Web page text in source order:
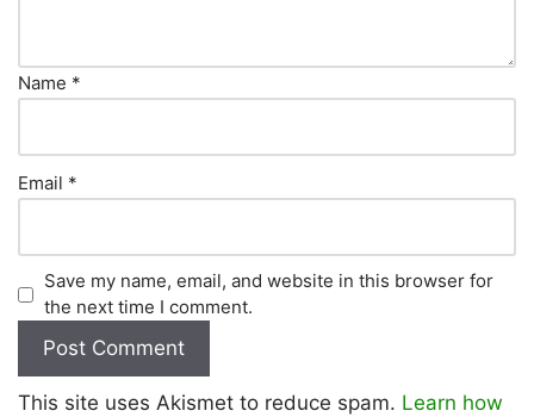
Name *
Email *
Save my name, email, and website in this browser for
the next time I comment.
This site uses Akismet to reduce spam. Learn how